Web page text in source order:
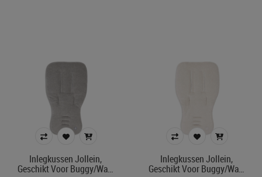
Inlegkussen Jollein,
Geschikt Voor Buggy/wa…
Inlegkussen Jollein,
Geschikt Voor Buggy/wa…